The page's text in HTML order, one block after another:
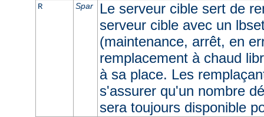
R Spar
Le serveur cible sert de
serveur cible avec un
(maintenance, arrêt, en
remplacement à chaud
à sa place. Les
s'assurer qu'un nombre
sera toujours disponible